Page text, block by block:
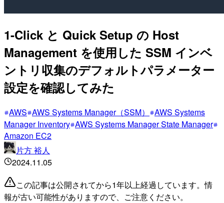
1-Click と Quick Setup の Host
Management を使用した SSM インベ
ントリ収集のデフォルトパラメーター
設定を確認してみた
AWS AWS Systems Manager（SSM）
AWS Systems
Manager Inventory AWS Systems Manager State Manager
Amazon EC2
片方 裕人
2024.11.05
この記事は公開されてから1年以上経過しています。情
報が古い可能性がありますので、ご注意ください。